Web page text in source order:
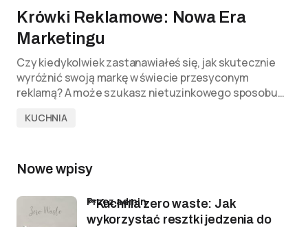
Krówki Reklamowe: Nowa Era
Marketingu
Czy kiedykolwiek zastanawiałeś się, jak skutecznie
wyróżnić swoją markę w świecie przesyconym
reklamą? A może szukasz nietuzinkowego sposobu…
KUCHNIA
Nowe wpisy
**Kuchnia zero waste: Jak
wykorzystać resztki jedzenia do
przez admin